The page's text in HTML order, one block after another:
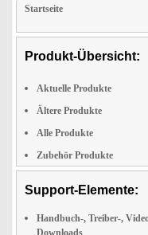
Startseite
Produkt-Übersicht:
Aktuelle Produkte
Ältere Produkte
Alle Produkte
Zubehör Produkte
Support-Elemente:
Handbuch-, Treiber-,
Downloads